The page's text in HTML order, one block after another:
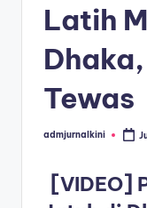
Latih
Tewas
Posted
admjurnalkini
[VIDEO]